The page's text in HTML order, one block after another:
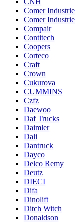
Comer
Comer
Compair
Contitech
Coopers
Corteco
Craft
Crown
Cukurova
CUMMINS
Czfz
Daewoo
Daf Trucks
Daimler
Dali
Dantruck
Dayco
Delco Remy
Deutz
DIECI
Difa
Dinolift
Ditch Witch
Donaldson